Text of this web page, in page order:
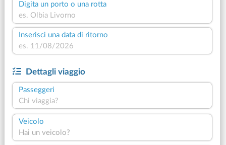
Digita un porto o una rotta
Inserisci una data di ritorno
Dettagli viaggio
Passeggeri
Chi viaggia?
Veicolo
Hai un veicolo?